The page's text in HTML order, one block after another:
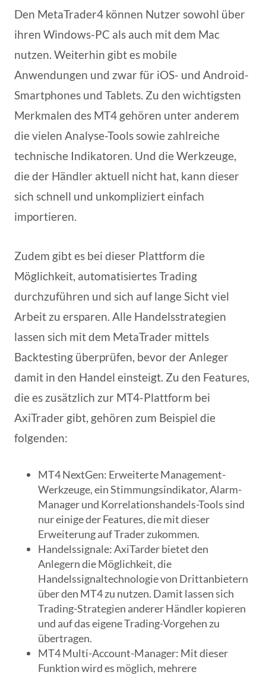
Den MetaTrader4 können Nutzer sowohl über
ihren Windows-PC als auch mit dem Mac
nutzen. Weiterhin gibt es mobile
Anwendungen und zwar für iOS- und Android-
Smartphones und Tablets. Zu den wichtigsten
Merkmalen des MT4 gehören unter anderem
die vielen Analyse-Tools sowie zahlreiche
technische Indikatoren. Und die Werkzeuge,
die der Händler aktuell nicht hat, kann dieser
sich schnell und unkompliziert einfach
importieren.
Zudem gibt es bei dieser Plattform die
Möglichkeit, automatisiertes Trading
durchzuführen und sich auf lange Sicht viel
Arbeit zu ersparen. Alle Handelsstrategien
lassen sich mit dem MetaTrader mittels
Backtesting überprüfen, bevor der Anleger
damit in den Handel einsteigt. Zu den Features,
die es zusätzlich zur MT4-Plattform bei
AxiTrader gibt, gehören zum Beispiel die
folgenden:
MT4 NextGen: Erweiterte Management-
Werkzeuge, ein Stimmungsindikator, Alarm-
Manager und Korrelationshandels-Tools sind
nur einige der Features, die mit dieser
Erweiterung auf Trader zukommen.
Handelssignale: AxiTarder bietet den
Anlegern die Möglichkeit, die
Handelssignaltechnologie von Drittanbietern
über den MT4 zu nutzen. Damit lassen sich
Trading-Strategien anderer Händler kopieren
und auf das eigene Trading-Vorgehen zu
übertragen.
MT4 Multi-Account-Manager: Mit dieser
Funktion wird es möglich, mehrere